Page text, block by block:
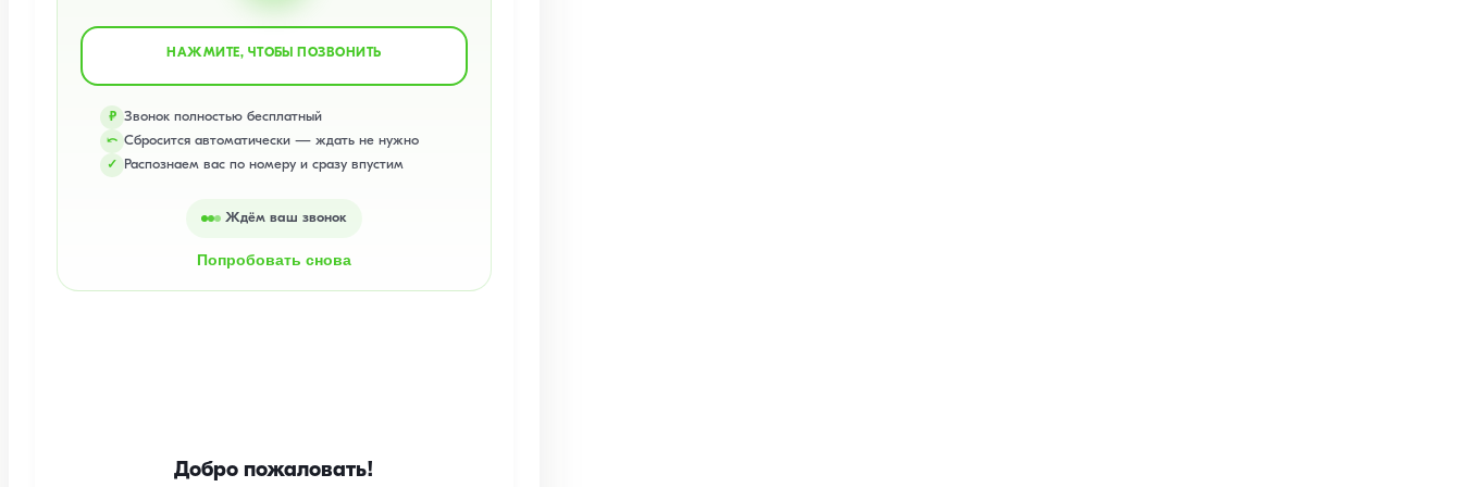
НАЖМИТЕ, ЧТОБЫ ПОЗВОНИТЬ
₽ Звонок полностью бесплатный
⤺ Сбросится автоматически — ждать не нужно
✓ Распознаем вас по номеру и сразу впустим
Ждём ваш звонок
Попробовать снова
Добро пожаловать!